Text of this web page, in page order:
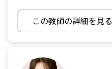
この教師の詳細を見る